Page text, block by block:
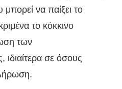
να παίξει το
το κόκκινο
των
σε όσους